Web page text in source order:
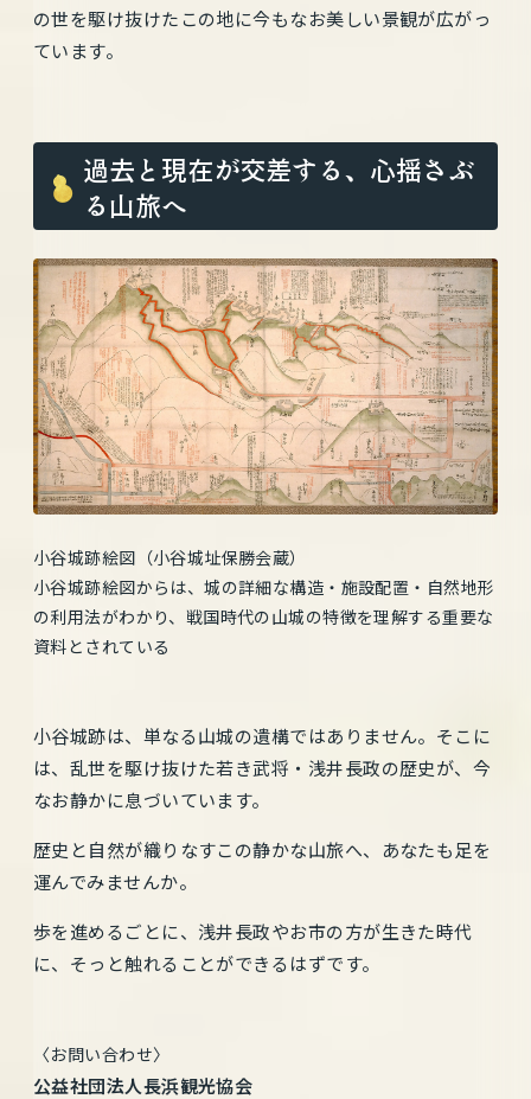
の世を駆け抜けたこの地に今もなお美しい景観が広がっ
ています。
過去と現在が交差する、心揺さぶ
る山旅へ
小谷城跡絵図（小谷城址保勝会蔵）
小谷城跡絵図からは、城の詳細な構造・施設配置・自然地形
の利用法がわかり、戦国時代の山城の特徴を理解する重要な
資料とされている
小谷城跡は、単なる山城の遺構ではありません。そこに
は、乱世を駆け抜けた若き武将・浅井長政の歴史が、今
なお静かに息づいています。
歴史と自然が織りなすこの静かな山旅へ、あなたも足を
運んでみませんか。
歩を進めるごとに、浅井長政やお市の方が生きた時代
に、そっと触れることができるはずです。
〈お問い合わせ〉
公益社団法人長浜観光協会